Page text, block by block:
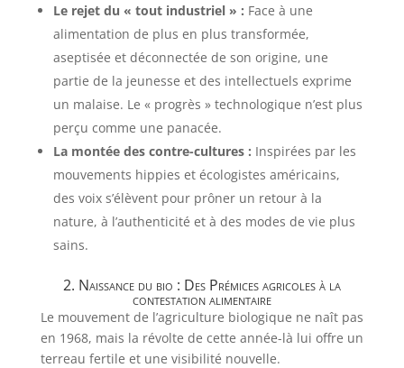
Le rejet du « tout industriel » : Face à une
alimentation de plus en plus transformée,
aseptisée et déconnectée de son origine, une
partie de la jeunesse et des intellectuels exprime
un malaise. Le « progrès » technologique n’est plus
perçu comme une panacée.
La montée des contre-cultures : Inspirées par les
mouvements hippies et écologistes américains,
des voix s’élèvent pour prôner un retour à la
nature, à l’authenticité et à des modes de vie plus
sains.
2. Naissance du bio : Des Prémices agricoles à la
contestation alimentaire
Le mouvement de l’agriculture biologique ne naît pas
en 1968, mais la révolte de cette année-là lui offre un
terreau fertile et une visibilité nouvelle.